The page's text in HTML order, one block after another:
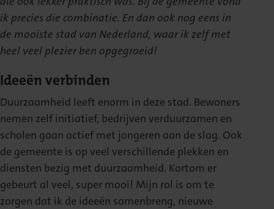
ik precies die combinatie. En dan ook nog eens in
de mooiste stad van Nederland, waar ik zelf met
heel veel plezier ben opgegroeid!
Ideeën verbinden
Duurzaamheid leeft enorm in deze stad. Bewoners
nemen zelf initiatief, bedrijven verduurzamen en
scholen gaan actief met jongeren aan de slag. Ook
de gemeente is op veel verschillende plekken en
diensten bezig met duurzaamheid. Kortom er
gebeurt al veel, super mooi! Mijn rol is om te
zorgen dat ik de ideeën samenbreng, nieuwe